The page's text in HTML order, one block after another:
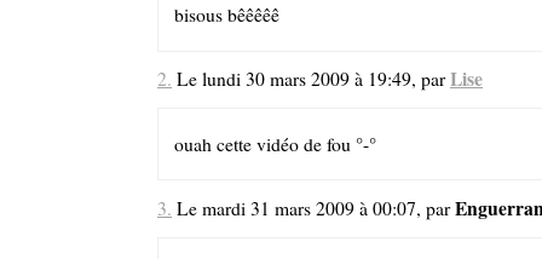
bisous bêêêêê
2. Le lundi 30 mars 2009 à 19:49, parLise
ouah cette vidéo de fou °-°
3. Le mardi 31 mars 2009 à 00:07, par